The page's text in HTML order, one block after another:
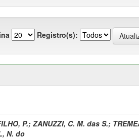
Registro(s):
P.; ZANUZZI, C. M. das S.;
N. do